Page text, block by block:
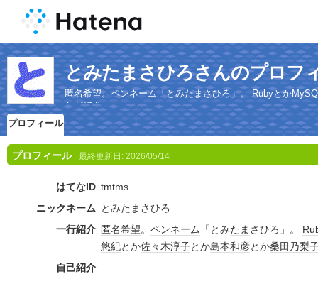
とみたまさひろさんのプロフ
匿名希望。ペンネーム「とみたまさひろ」。 Rubyとか
かが好き
プロフィール
プロフィール 最終更新日: 2026/05/14
はてなID tmtms
ニックネーム とみたまさひろ
一行紹介 匿名希望。 ペンネーム 「とみたま さひろ」。
悠紀とか佐々木淳子とか島本和彦とか桑田乃梨
自己紹介